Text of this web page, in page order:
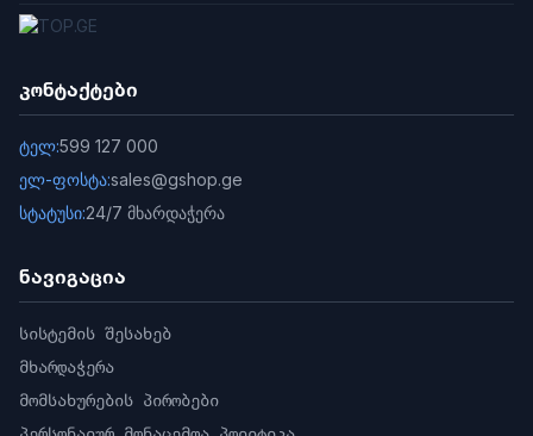
კონტაქტები
ტელ:599 127 000
ელ-ფოსტა:sales@gshop.ge
სტატუსი:24/7 მხარდაჭერა
ნავიგაცია
სისტემის შესახებ
მხარდაჭერა
მომსახურების პირობები